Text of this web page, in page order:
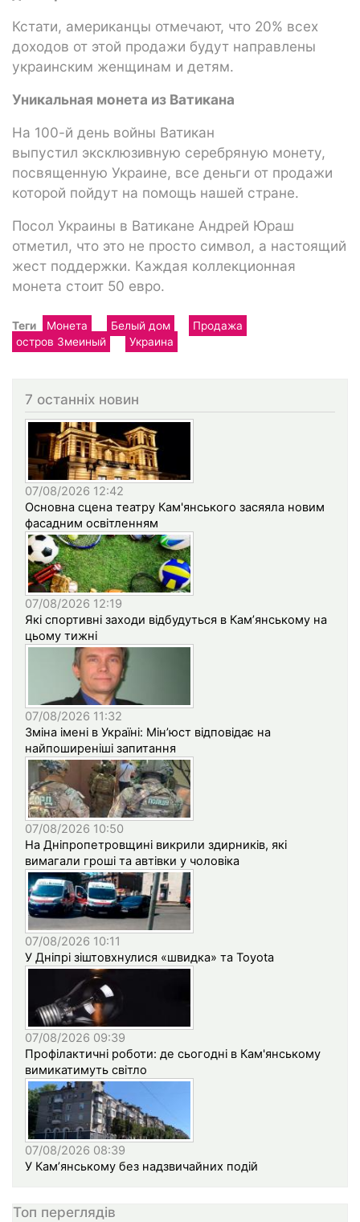
Кстати, американцы отмечают, что 20% всех
доходов от этой продажи будут направлены
украинским женщинам и детям.
Уникальная монета из Ватикана
На 100-й день войны Ватикан
выпустил эксклюзивную серебряную монету,
посвященную Украине, все деньги от продажи
которой пойдут на помощь нашей стране.
Посол Украины в Ватикане Андрей Юраш
отметил, что это не просто символ, а настоящий
жест поддержки. Каждая коллекционная
монета стоит 50 евро.
Теги Монета Белый дом
Продажа
остров Змеиный
Украина
7 останніх новин
07/08/2026 12:42
Основна сцена театру Кам'янського засяяла новим
фасадним освітленням
07/08/2026 12:19
Які спортивні заходи відбудуться в Кам’янському на
цьому тижні
07/08/2026 11:32
Зміна імені в Україні: Мін’юст відповідає на
найпоширеніші запитання
07/08/2026 10:50
На Дніпропетровщині викрили здирників, які
вимагали гроші та автівки у чоловіка
07/08/2026 10:11
У Дніпрі зіштовхнулися «швидка» та Toyota
07/08/2026 09:39
Профілактичні роботи: де сьогодні в Кам'янському
вимикатимуть світло
07/08/2026 08:39
У Кам’янському без надзвичайних подій
Топ переглядів